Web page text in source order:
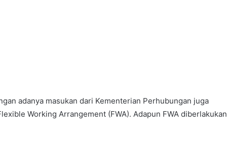
adanya masukan dari Kementerian Perhubungan juga
Working Arrangement (FWA). Adapun FWA diberlakukan